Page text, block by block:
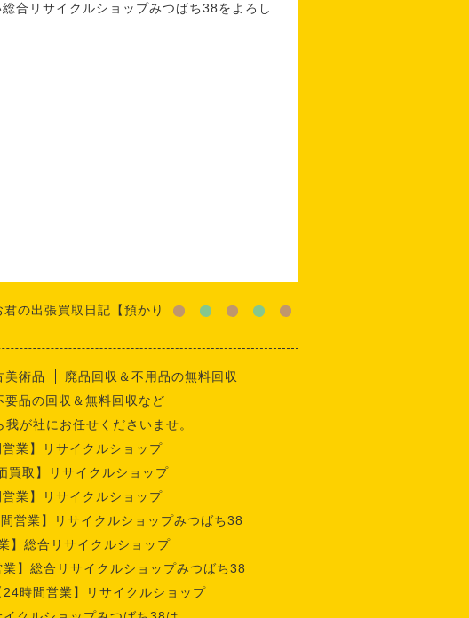
合リサイクルショップみつばち38をよろし
の出張買取日記【預かり
美術品
廃品回収＆不用品の無料回収
要品の回収＆無料回収など
が社にお任せくださいませ。
業】リサイクルショップ
買取】リサイクルショップ
業】リサイクルショップ
営業】リサイクルショップみつばち38
】総合リサイクルショップ
】総合リサイクルショップみつばち38
時間営業】リサイクルショップ